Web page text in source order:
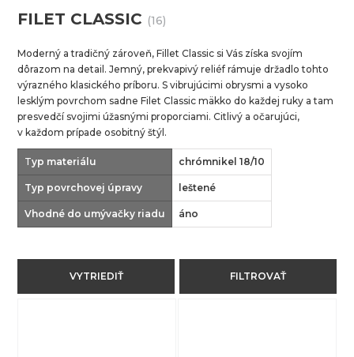
FILET CLASSIC (16)
Moderný a tradičný zároveň, Fillet Classic si Vás získa svojím
dôrazom na detail. Jemný, prekvapivý reliéf rámuje držadlo tohto
výrazného klasického príboru. S vibrujúcimi obrysmi a vysoko
lesklým povrchom sadne Filet Classic mäkko do každej ruky a tam
presvedčí svojimi úžasnými proporciami. Citlivý a očarujúci,
v každom prípade osobitný štýl.
Typ materiálu chrómnikel 18/10
Typ povrchovej úpravy leštené
Vhodné do umývačky riadu áno
VYTRIEDIŤ FILTROVAŤ